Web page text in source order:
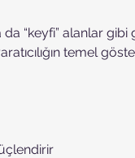
“keyfi” alanlar
temel